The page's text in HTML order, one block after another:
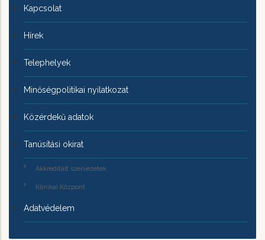
Kapcsolat
Hírek
Telephelyek
Minőségpolitikai nyilatkozat
Közérdekű adatok
Tanúsítási okirat
Akkreditált szervezetek
Klinikai Központ
Adatvédelem